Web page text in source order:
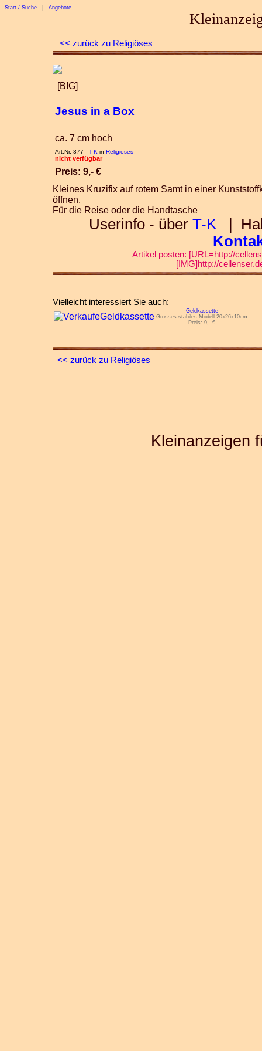
Start / Suche Angebote
<< zurück zu Religiöses
[BIG]
Jesus in a Box
ca. 7 cm hoch
Art.Nr. 377 T-K in Religiöses
nicht verfügbar
Preis: 9,- €
Kleines Kruzifix auf rotem Samt in einer
öffnen.
Für die Reise oder die Handtasche
Userinfo - über T-K |
Artikel posten: [URL=http://
[IMG]http://
Vielleicht interessiert Sie auch:
Geldkassette
Grosses stabiles Modell 20x26x10cm
Preis: 9,- €
<< zurück zu Religiöses
Kleinanzeigen